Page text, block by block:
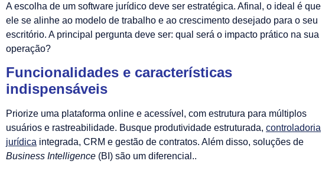
A escolha de um software jurídico deve ser estratégica. Afinal, o ideal é que
ele se alinhe ao modelo de trabalho e ao crescimento desejado para o seu
escritório. A principal pergunta deve ser: qual será o impacto prático na sua
operação?
Funcionalidades e características
indispensáveis
Priorize uma plataforma online e acessível, com estrutura para múltiplos
usuários e rastreabilidade. Busque produtividade estruturada, controladoria
jurídica integrada, CRM e gestão de contratos. Além disso, soluções de
Business Intelligence (BI) são um diferencial..